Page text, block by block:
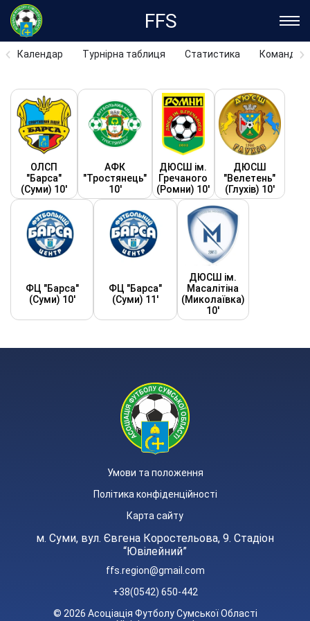
FFS
Календар Турнірна таблиця Статистика Команди
ОЛСП
"Барса"
(Суми) 10'
АФК
"Тростянець"
10'
ДЮСШ ім.
Гречаного
(Ромни) 10'
ДЮСШ
"Велетень"
(Глухів) 10'
ФЦ "Барса"
(Суми) 10'
ФЦ "Барса"
(Суми) 11'
ДЮСШ ім.
Масалітіна
(Миколаївка)
10'
Умови та положення
Політика конфіденційності
Карта сайту
м. Суми, вул. Євгена Коростельова, 9. Стадіон
“Ювілейний”
ffs.region@gmail.com
+38(0542) 650-442
© 2026 Асоціація Футболу Сумської Області